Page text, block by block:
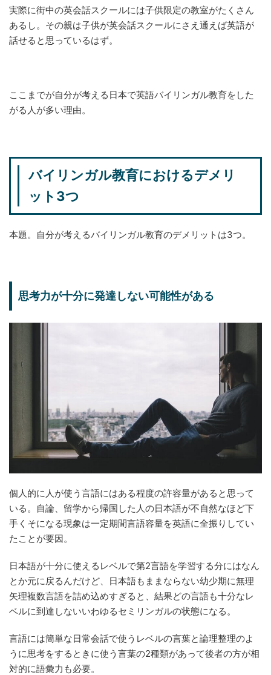
実際に街中の英会話スクールには子供限定の教室がたくさん
あるし。その親は子供が英会話スクールにさえ通えば英語が
話せると思っているはず。
ここまでが自分が考える日本で英語バイリンガル教育をした
がる人が多い理由。
バイリンガル教育におけるデメリ
ット3つ
本題。自分が考えるバイリンガル教育のデメリットは3つ。
思考力が十分に発達しない可能性がある
個人的に人が使う言語にはある程度の許容量があると思って
いる。自論、留学から帰国した人の日本語が不自然なほど下
手くそになる現象は一定期間言語容量を英語に全振りしてい
たことが要因。
日本語が十分に使えるレベルで第2言語を学習する分にはなん
とか元に戻るんだけど、日本語もままならない幼少期に無理
矢理複数言語を詰め込めすぎると、結果どの言語も十分なレ
ベルに到達しないいわゆるセミリンガルの状態になる。
言語には簡単な日常会話で使うレベルの言葉と論理整理のよ
うに思考をするときに使う言葉の2種類があって後者の方が相
対的に語彙力も必要。